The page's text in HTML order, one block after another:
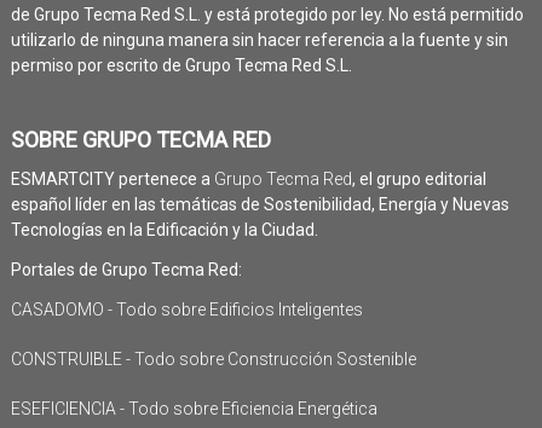
de Grupo Tecma Red S.L. y está protegido por ley. No está permitido
utilizarlo de ninguna manera sin hacer referencia a la fuente y sin
permiso por escrito de Grupo Tecma Red S.L.
SOBRE GRUPO TECMA RED
ESMARTCITY pertenece a Grupo Tecma Red, el grupo editorial
español líder en las temáticas de Sostenibilidad, Energía y Nuevas
Tecnologías en la Edificación y la Ciudad.
Portales de Grupo Tecma Red:
CASADOMO - Todo sobre Edificios Inteligentes
CONSTRUIBLE - Todo sobre Construcción Sostenible
ESEFICIENCIA - Todo sobre Eficiencia Energética